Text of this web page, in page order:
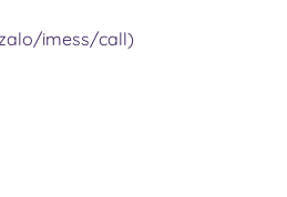
imess/call)